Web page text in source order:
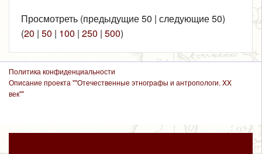
Просмотреть (предыдущие 50 | следующие 50)
(20 | 50 | 100 | 250 | 500)
Политика конфиденциальности
Описание проекта ""Отечественные этнографы и антропологи. XX
век""